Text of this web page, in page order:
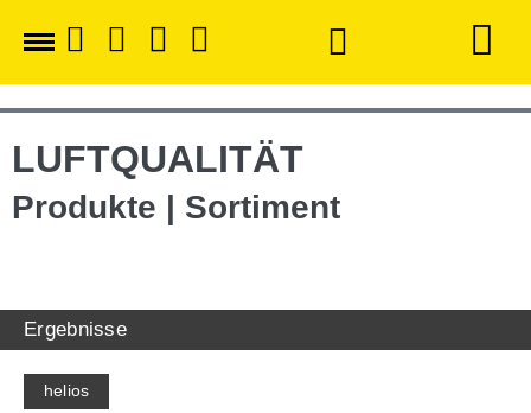
LUFTQUALITÄT
Produkte | Sortiment
Ergebnisse
helios